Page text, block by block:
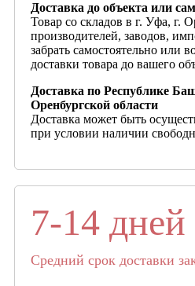
Доставка до объекта или
Товар со складов в г. Уфа, г.
производителей, заводов,
забрать самостоятельно или
доставки товара до вашего
Доставка по Республике
Оренбургской области
Доставка может быть
при условии наличии
7-14 дней
Средний срок доставки